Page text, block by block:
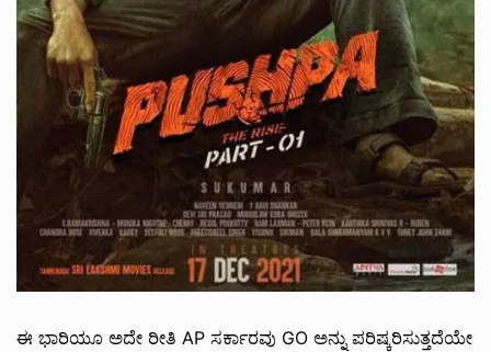
ಈ‌ ಭಾರಿಯೂ ಅದೇ ರೀತಿ‌ AP ಸರ್ಕಾರವು GO ಅನ್ನು ಪರಿಷ್ಕರಿಸುತ್ತದೆಯೇ